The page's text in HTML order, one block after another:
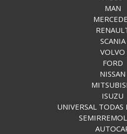
MAN
SCANIA
VOLVO
FORD
NISSAN
ISUZU
UNIVERSAL TODAS